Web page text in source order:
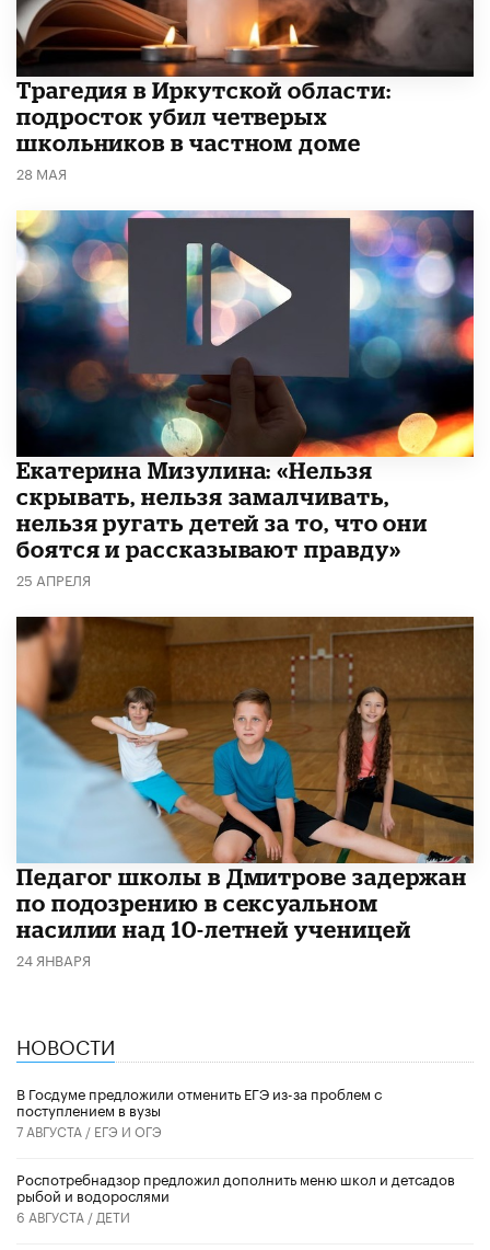
Трагедия в Иркутской области:
подросток убил четверых
школьников в частном доме
28 МАЯ
Екатерина Мизулина: «Нельзя
скрывать, нельзя замалчивать,
нельзя ругать детей за то, что они
боятся и рассказывают правду»
25 АПРЕЛЯ
Педагог школы в Дмитрове задержан
по подозрению в сексуальном
насилии над 10-летней ученицей
24 ЯНВАРЯ
НОВОСТИ
В Госдуме предложили отменить ЕГЭ из-за проблем с
поступлением в вузы
7 АВГУСТА / ЕГЭ И ОГЭ
Роспотребнадзор предложил дополнить меню школ и детсадов
рыбой и водорослями
6 АВГУСТА / ДЕТИ